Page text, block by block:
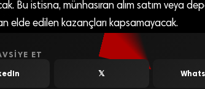
Bu istisna, münhasıran alım satım veya
elde edilen kazançları kapsamayacak.
ET
𝕏